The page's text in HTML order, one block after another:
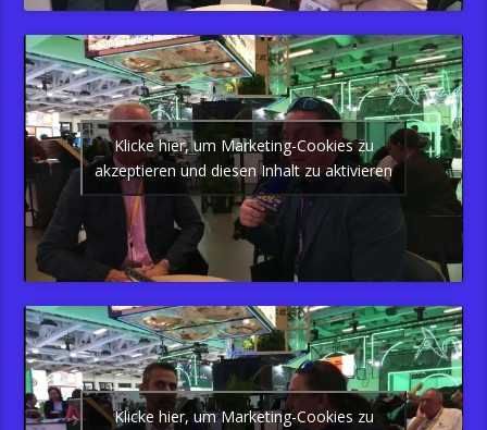
Klicke hier, um Marketing-Cookies zu
akzeptieren und diesen Inhalt zu aktivieren
Klicke hier, um Marketing-Cookies zu